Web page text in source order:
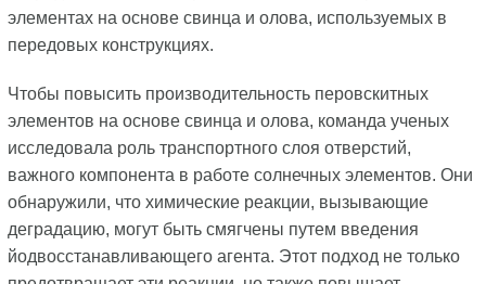
элементах на основе свинца и олова, используемых в
передовых конструкциях.
Чтобы повысить производительность перовскитных
элементов на основе свинца и олова, команда ученых
исследовала роль транспортного слоя отверстий,
важного компонента в работе солнечных элементов. Они
обнаружили, что химические реакции, вызывающие
деградацию, могут быть смягчены путем введения
йодвосстанавливающего агента. Этот подход не только